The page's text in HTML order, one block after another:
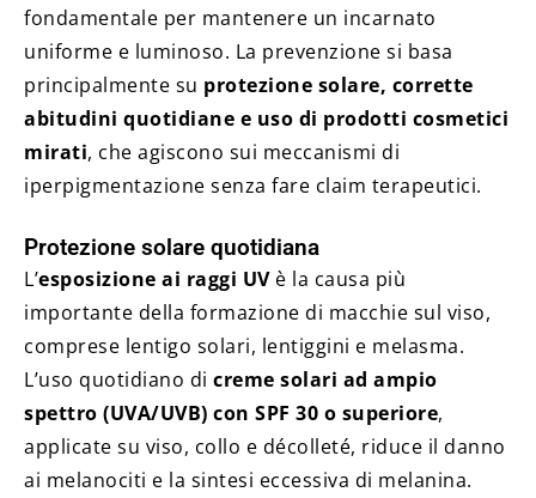
fondamentale per mantenere un incarnato
uniforme e luminoso. La prevenzione si basa
principalmente su protezione solare, corrette
abitudini quotidiane e uso di prodotti cosmetici
mirati, che agiscono sui meccanismi di
iperpigmentazione senza fare claim terapeutici.
Protezione solare quotidiana
L’esposizione ai raggi UVè la causa più
importante della formazione di macchie sul viso,
comprese lentigo solari, lentiggini e melasma.
L’uso quotidiano di creme solari ad ampio
spettro (UVA/UVB) con SPF 30 o superiore,
applicate su viso, collo e décolleté, riduce il danno
ai melanociti e la sintesi eccessiva di melanina.